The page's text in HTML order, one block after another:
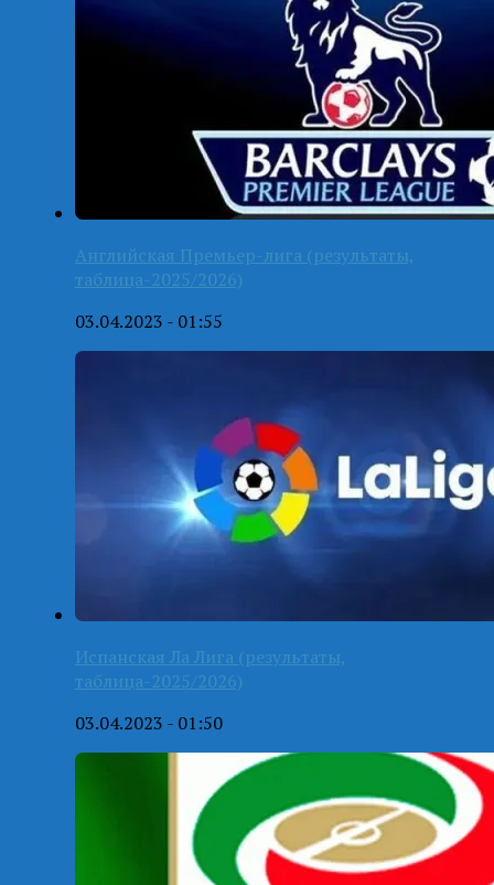
Английская Премьер-лига (результаты,
таблица-2025/2026)
03.04.2023 - 01:55
Испанская Ла Лига (результаты,
таблица-2025/2026)
03.04.2023 - 01:50